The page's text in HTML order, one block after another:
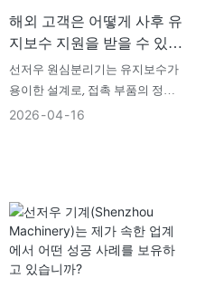
해외 고객은 어떻게 사후 유
지보수 지원을 받을 수 있나
요? 선저우에서는 소모품을
제공하나요?
선저우 원심분리기는 유지보수가
용이한 설계로, 접촉 부품의 정기
적인 청소와 윤활 시스템 점검만
2026 04 16